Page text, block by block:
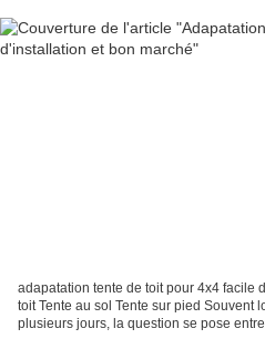
adapatation tente de toit pour 4x4 facile
toit Tente au sol Tente sur pied Souvent
plusieurs jours, la question se pose